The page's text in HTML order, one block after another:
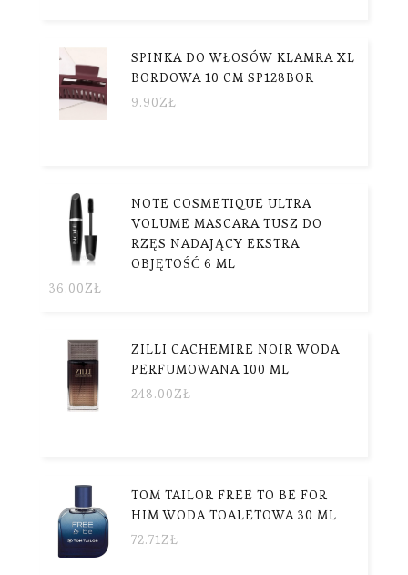
SPINKA DO WŁOSÓW KLAMRA XL
BORDOWA 10 CM SP128BOR
9.90ZŁ
NOTE COSMETIQUE ULTRA
VOLUME MASCARA TUSZ DO
RZĘS NADAJĄCY EKSTRA
OBJĘTOŚĆ 6 ML
36.00ZŁ
ZILLI CACHEMIRE NOIR WODA
PERFUMOWANA 100 ML
248.00ZŁ
TOM TAILOR FREE TO BE FOR
HIM WODA TOALETOWA 30 ML
72.71ZŁ